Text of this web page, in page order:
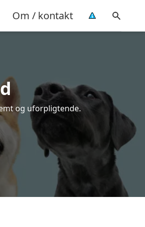
Om / kontakt
og uforpligtende.